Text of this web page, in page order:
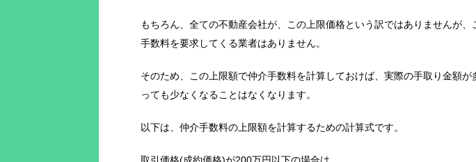
もちろん、全ての不動産会社が、この上限価格という訳ではありませんが、
手数料を要求してくる業者はありません。
そのため、この上限額で仲介手数料を計算しておけば、実際の手取り金額が
っても少なくなることはなくなります。
以下は、仲介手数料の上限額を計算するための計算式です。